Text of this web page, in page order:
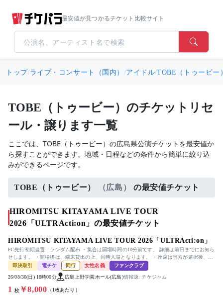
最安値が見つかるチケット比較サイト
トップ/ライブ・コンサート（国内） /アイドル/TOBE（トゥービー
TOBE（トゥービー）のチケットリセ
ール・譲ります一覧
ここでは、TOBE（トゥービー）の広島県公演チケットを最安値か
ら探すことができます。地域・日程などの条件から簡単に絞り込
みができるページです。
TOBE（トゥービー） （広島） の最安値チケット
HIROMITSU KITAYAMA LIVE TOUR
2026「ULTRActi:on」の最安値チケット
HIROMITSU KITAYAMA LIVE TOUR 2026「ULTRActi:on」
FC先行初期当選 ランダム配布 ・集合は開場時間の10分前です。 詳細は前日までにお知ら
せします。 ・開場後は、端末貸出の上、同時入場となります。 ・座席は当方が選択後、お
渡しします（座席選...
即決取引 電チケ 同行 女性名義 ファンクラブ
26/08/30(日) 18時00分 広島上野学園ホール(広島)情報源: チケジャム
1 枚￥8,000 （1枚あたり）